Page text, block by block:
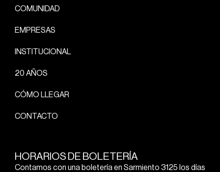
COMUNIDAD
EMPRESAS
INSTITUCIONAL
20 AÑOS
CÓMO LLEGAR
CONTACTO
HORARIOS DE BOLETERÍA
Contamos con una boletería en Sarmiento 3125 los días